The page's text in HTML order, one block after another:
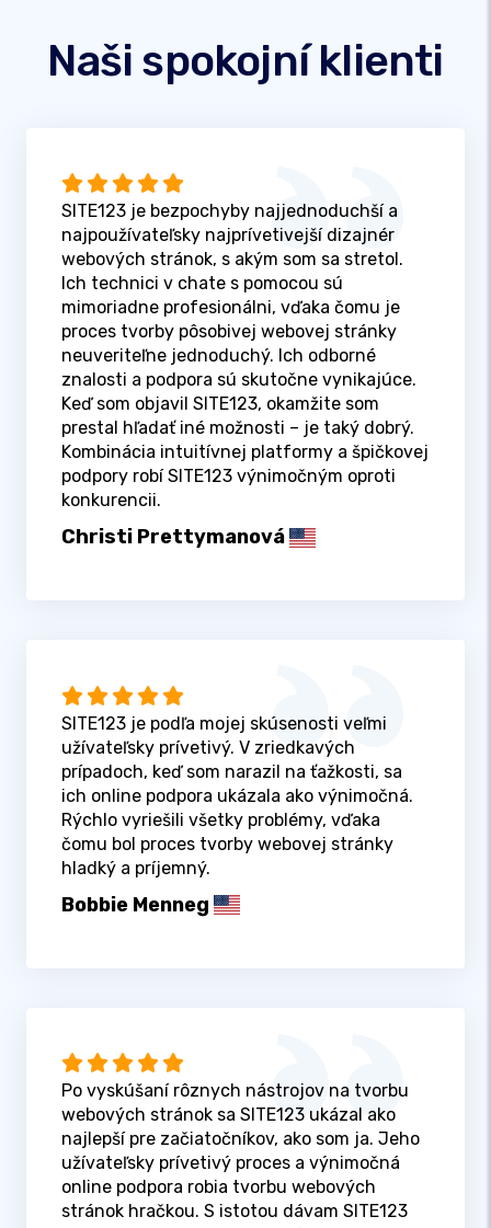
Naši spokojní klienti
SITE123 je bezpochyby najjednoduchší a
najpoužívateľsky najprívetivejší dizajnér
webových stránok, s akým som sa stretol.
Ich technici v chate s pomocou sú
mimoriadne profesionálni, vďaka čomu je
proces tvorby pôsobivej webovej stránky
neuveriteľne jednoduchý. Ich odborné
znalosti a podpora sú skutočne vynikajúce.
Keď som objavil SITE123, okamžite som
prestal hľadať iné možnosti – je taký dobrý.
Kombinácia intuitívnej platformy a špičkovej
podpory robí SITE123 výnimočným oproti
konkurencii.
Christi Prettymanová
SITE123 je podľa mojej skúsenosti veľmi
užívateľsky prívetivý. V zriedkavých
prípadoch, keď som narazil na ťažkosti, sa
ich online podpora ukázala ako výnimočná.
Rýchlo vyriešili všetky problémy, vďaka
čomu bol proces tvorby webovej stránky
hladký a príjemný.
Bobbie Menneg
Po vyskúšaní rôznych nástrojov na tvorbu
webových stránok sa SITE123 ukázal ako
najlepší pre začiatočníkov, ako som ja. Jeho
užívateľsky prívetivý proces a výnimočná
online podpora robia tvorbu webových
stránok hračkou. S istotou dávam SITE123